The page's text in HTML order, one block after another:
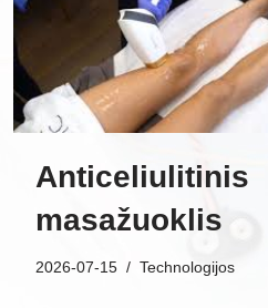
Anticeliulitinis
masažuoklis
2026-07-15 Technologijos